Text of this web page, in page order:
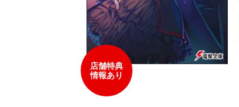
店舗特典
情報あり